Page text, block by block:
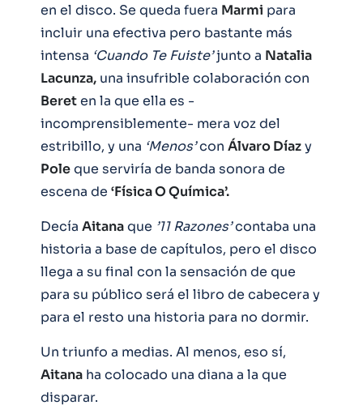
en el disco. Se queda fuera Marmi para
incluir una efectiva pero bastante más
intensa ‘Cuando Te Fuiste’junto a Natalia
Lacunza, una insufrible colaboración con
Bereten la que ella es -
incomprensiblemente- mera voz del
estribillo, y una ‘Menos’con Álvaro Díazy
Poleque serviría de banda sonora de
escena de ‘Física O Química’.
Decía Aitanaque ’11 Razones’contaba una
historia a base de capítulos, pero el disco
llega a su final con la sensación de que
para su público será el libro de cabecera y
para el resto una historia para no dormir.
Un triunfo a medias. Al menos, eso sí,
Aitana ha colocado una diana a la que
disparar.